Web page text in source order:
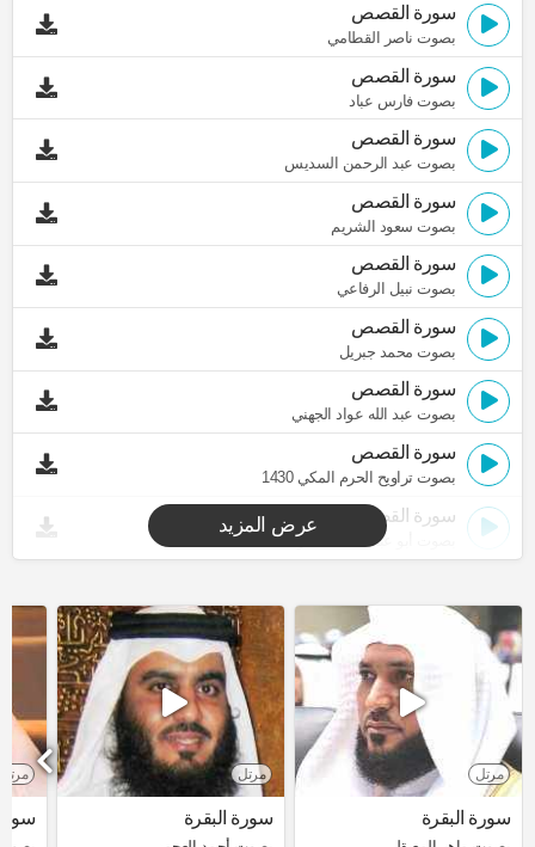
سورة القصص
بصوت ناصر القطامي
سورة القصص
بصوت فارس عباد
سورة القصص
بصوت عبد الرحمن السديس
سورة القصص
بصوت سعود الشريم
سورة القصص
بصوت نبيل الرفاعي
سورة القصص
بصوت محمد جبريل
سورة القصص
بصوت عبد الله عواد الجهني
سورة القصص
بصوت تراويح الحرم المكي 1430
سورة القصص
بصوت أبو عبد الله المظفر
عرض المزيد
مرتل
سورة البقرة
مرتل
سورة البقرة
مرتل